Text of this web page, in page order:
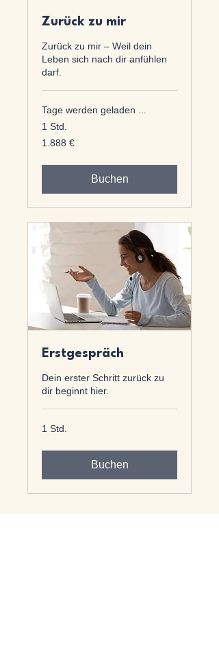
Zurück zu mir
Zurück zu mir – Weil dein
Leben sich nach dir anfühlen
darf.
Tage werden geladen ...
1 Std.
1.888
Euro
1.888 €
Buchen
Erstgespräch
Dein erster Schritt zurück zu
dir beginnt hier.
1 Std.
Buchen